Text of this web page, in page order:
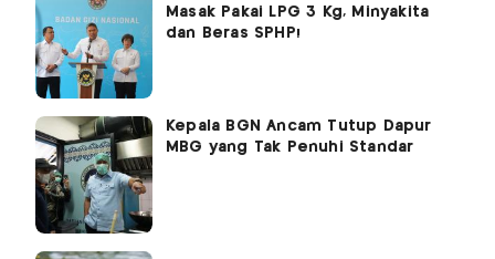
Masak Pakai LPG 3 Kg, Minyakita
dan Beras SPHP!
Kepala BGN Ancam Tutup Dapur
MBG yang Tak Penuhi Standar